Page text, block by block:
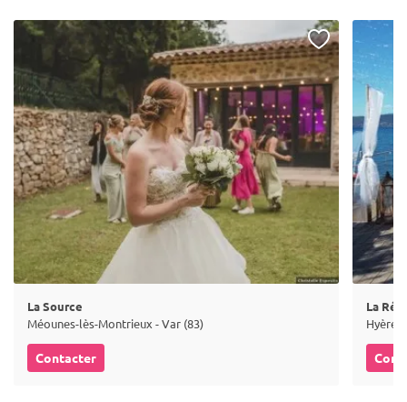
La Source
Méounes-lès-Montrieux - Var (83)
Contacter
La
Hyères